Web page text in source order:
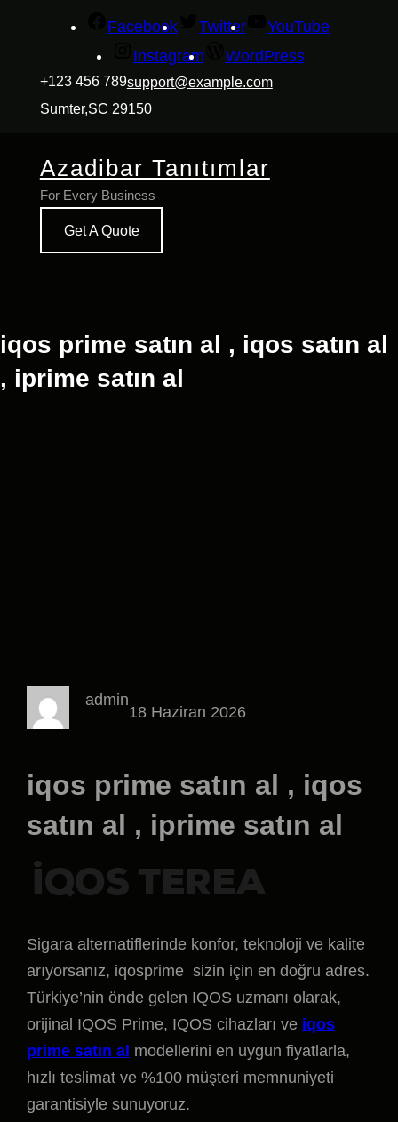
Facebook Twitter
YouTube
Instagram
WordPress
+123 456 789support@example.com
Sumter,SC 29150
Azadibar Tanıtımlar
For Every Business
Get A Quote
iqos prime satın al , iqos satın al
, iprime satın al
admin
18 Haziran 2026
iqos prime satın al , iqos
satın al , iprime satın al
Sigara alternatiflerinde konfor, teknoloji ve kalite
arıyorsanız, iqosprime sizin için en doğru adres.
Türkiye’nin önde gelen IQOS uzmanı olarak,
orijinal IQOS Prime, IQOS cihazları ve iqos
prime satın al modellerini en uygun fiyatlarla,
hızlı teslimat ve %100 müşteri memnuniyeti
garantisiyle sunuyoruz.